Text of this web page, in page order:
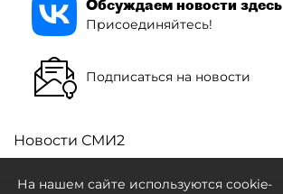
Обсуждаем новости здесь
Присоединяйтесь!
Подписаться на новости
Новости СМИ2
На нашем сайте используются cookie-